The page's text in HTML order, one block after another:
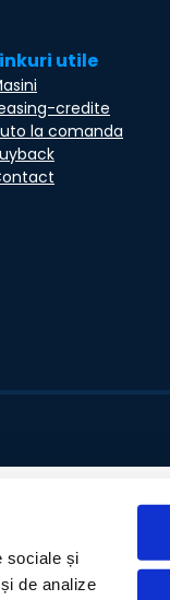
sociale și
de analize
utile
credite
la comanda